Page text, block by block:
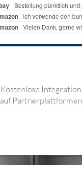
Kostenlose Integration
auf Partnerplattformen